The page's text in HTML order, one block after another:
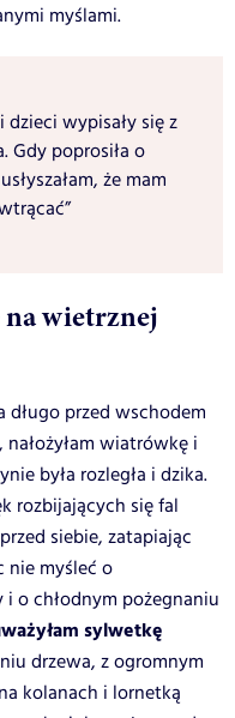
myślami.
dzieci wypisały się z
Gdy poprosiła o
że mam
wietrznej
długo przed wschodem
nałożyłam wiatrówkę i
była rozległa i dzika.
rozbijających się fal
siebie, zatapiając
myśleć o
o chłodnym pożegnaniu
sylwetkę
drzewa, z ogromnym
kolanach i lornetką